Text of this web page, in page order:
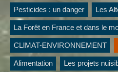
Pesticides : un danger Les
La Forêt en France et dans le
CLIMAT-ENVIRONNEMENT
Alimentation Les projets